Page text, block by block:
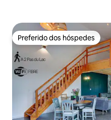
Preferido dos hóspedes
Preferido dos hóspedes